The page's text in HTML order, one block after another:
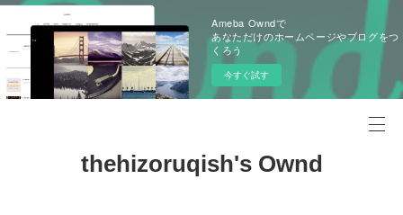
Ameba Owndで
あなただけのホームページやブログをつ
くろう
今すぐ試す
thehizoruqish's Ownd